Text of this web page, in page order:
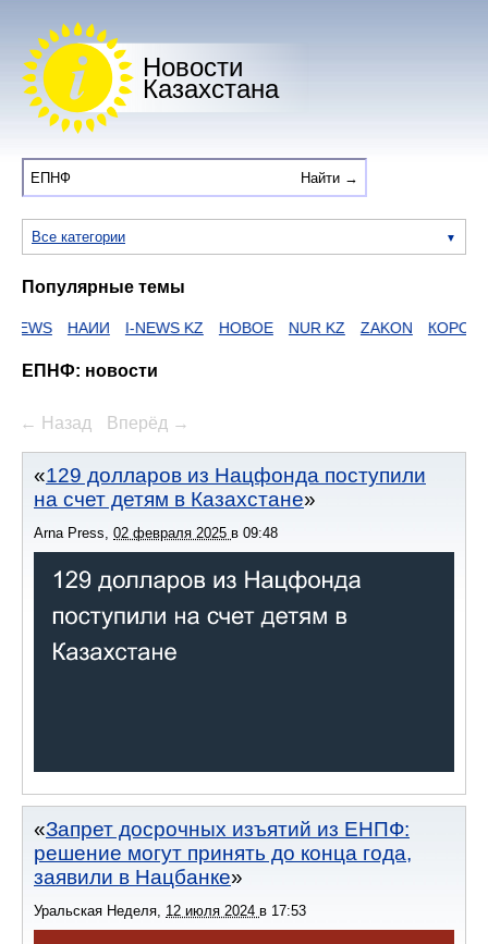
Новости
Казахстана
Все категории
Популярные темы
НАИИ I-NEWS KZ НОВОЕ NUR KZ ZAKON
ЕПНФ: новости
← Назад Вперёд →
129 долларов из Нацфонда поступили
на счет детям в Казахстане
Arna Press, 02 февраля 2025 в 09:48
Запрет досрочных изъятий из ЕНПФ:
решение могут принять до конца года,
заявили в Нацбанке
Уральская Неделя 12 июля 2024 в 17:53